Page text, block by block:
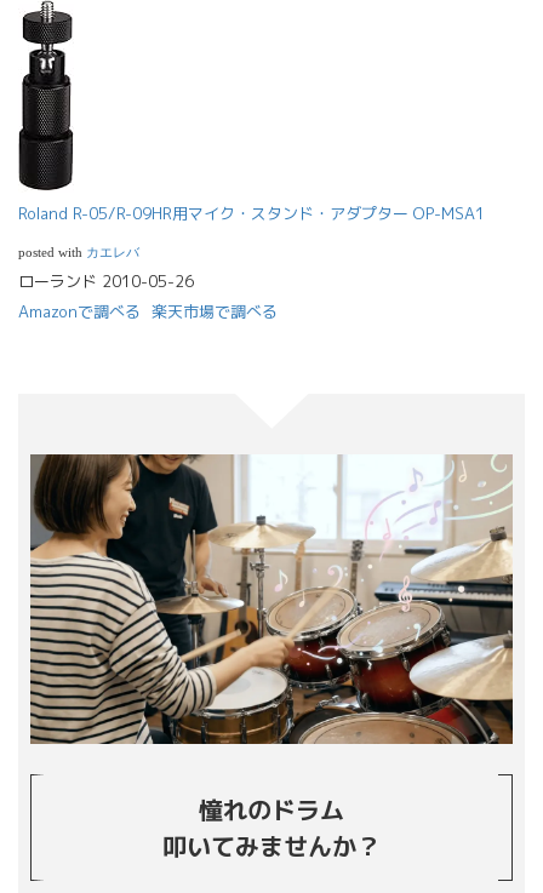
Roland R-05/R-09HR用マイク・スタンド・アダプター OP-MSA1
posted with カエレバ
ローランド 2010-05-26
Amazonで調べる 楽天市場で調べる
憧れのドラム
叩いてみませんか？